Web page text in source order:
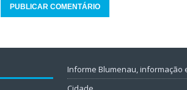
Informe Blumenau, informação